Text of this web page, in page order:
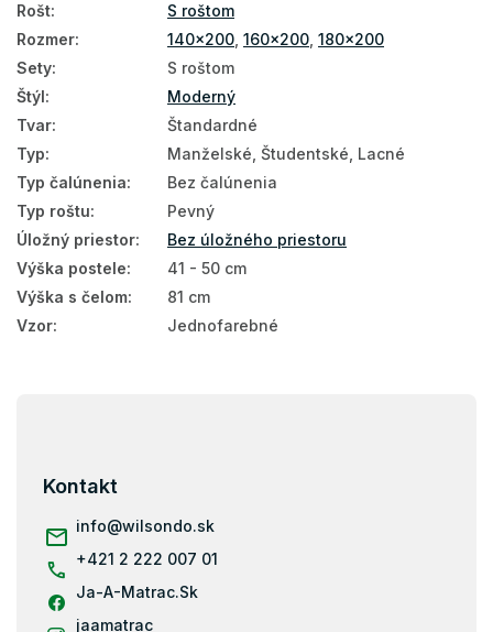
Rošt:
S roštom
Rozmer: 140x200 160x200 180x200
Sety:
S roštom
Štýl:
Moderný
Tvar:
Štandardné
Typ:
Manželské, Študentské, Lacné
Typ čalúnenia:
Bez čalúnenia
Typ roštu:
Pevný
Úložný priestor:
Bez úložného priestoru
Výška postele:
41 - 50 cm
Výška s čelom:
81 cm
Vzor: Jednofarebné
Kontakt
info@wilsondo.sk
+421 2 222 007 01
Ja-A-Matrac.Sk
jaamatrac